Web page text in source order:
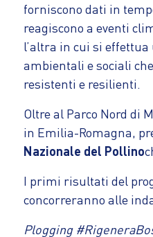
forniscono dati in
reagiscono a eventi
l’altra in cui si
ambientali e sociali
resistenti e resilienti.
Oltre al Parco Nord di
in Emilia-Romagna,
Nazionale del Pollino
I primi risultati del
concorreranno alle
Plogging